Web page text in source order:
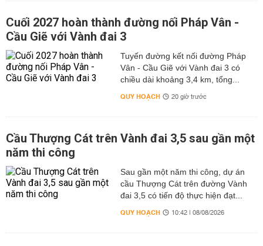
Cuối 2027 hoàn thành đường nối Pháp Vân -
Cầu Giẽ với Vành đai 3
Tuyến đường kết nối đường Pháp
Vân - Cầu Giẽ với Vành đai 3 có
chiều dài khoảng 3,4 km, tổng...
QUY HOẠCH 20 giờ trước
Cầu Thượng Cát trên Vành đai 3,5 sau gần một
năm thi công
Sau gần một năm thi công, dự án
cầu Thượng Cát trên đường Vành
đai 3,5 có tiến độ thực hiện đạt...
QUY HOẠCH 10:42 | 08/08/2026